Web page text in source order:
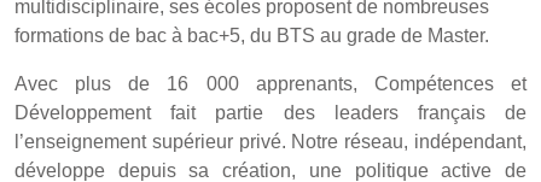
multidisciplinaire, ses écoles proposent de nombreuses
formations de bac à bac+5, du BTS au grade de Master.
Avec plus de 16 000 apprenants, Compétences et
Développement fait partie des leaders français de
l’enseignement supérieur privé. Notre réseau, indépendant,
développe depuis sa création, une politique active de